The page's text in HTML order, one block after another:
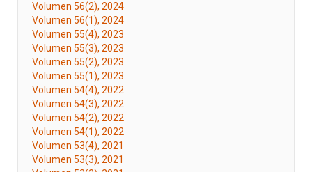
Volumen 56(2), 2024
Volumen 56(1), 2024
Volumen 55(4), 2023
Volumen 55(3), 2023
Volumen 55(2), 2023
Volumen 55(1), 2023
Volumen 54(4), 2022
Volumen 54(3), 2022
Volumen 54(2), 2022
Volumen 54(1), 2022
Volumen 53(4), 2021
Volumen 53(3), 2021